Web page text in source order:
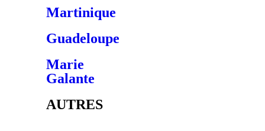
Martinique
Guadeloupe
Marie
Galante
AUTRES